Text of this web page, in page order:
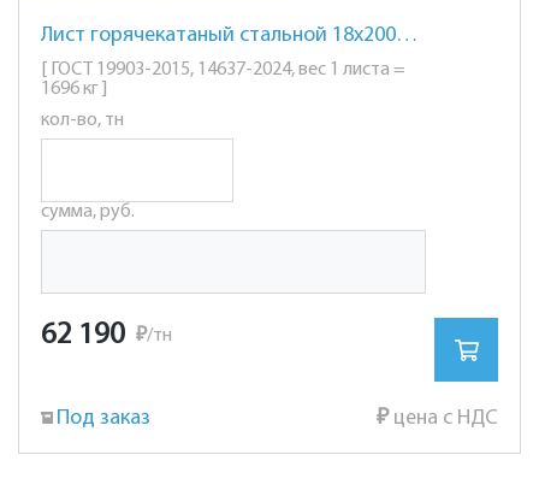
Лист горячекатаный стальной 18х2000х6000мм. ст. 3
[ ГОСТ 19903-2015, 14637-2024, вес 1 листа =
1696 кг ]
кол-во, тн
сумма, руб.
62 190 ₽/тн
Под заказ ₽цена с НДС